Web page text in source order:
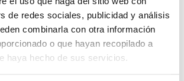
de redes sociales, publicidad y análisis
combinarla con otra información
o que hayan recopilado a
haya hecho de sus servicios.
producto fiable, funcional y
.
de bañera Profiltek:
y funcionalidad
de Profiltek y cuáles son sus